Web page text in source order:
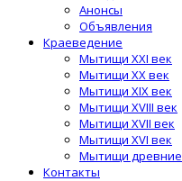
Анонсы
Объявления
Краеведение
Мытищи XXI век
Мытищи XX век
Мытищи XIX век
Мытищи XVIII век
Мытищи XVII век
Мытищи XVI век
Мытищи древние
Контакты